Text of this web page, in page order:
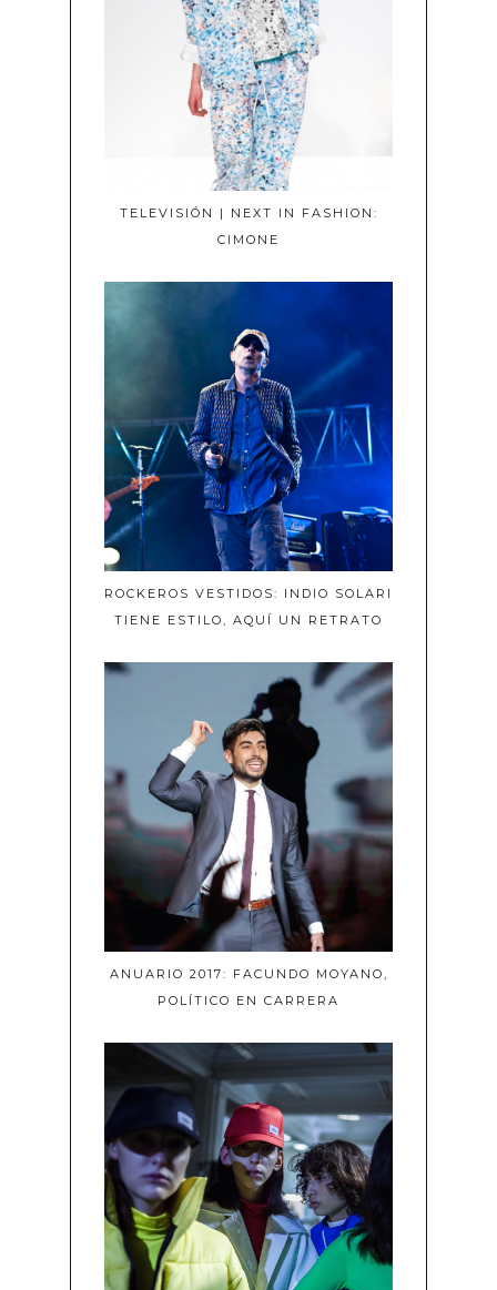
TELEVISIÓN | NEXT IN FASHION:
CIMONE
ROCKEROS VESTIDOS: INDIO SOLARI
TIENE ESTILO, AQUÍ UN RETRATO
ANUARIO 2017: FACUNDO MOYANO,
POLÍTICO EN CARRERA